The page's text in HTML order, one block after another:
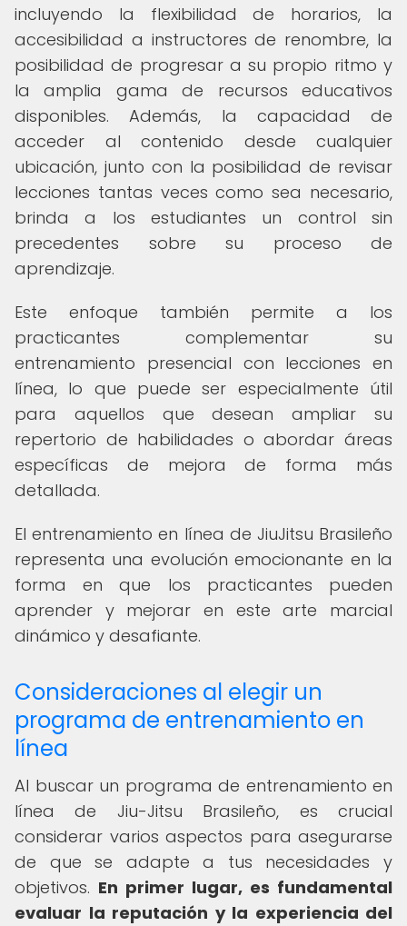
incluyendo la flexibilidad de horarios, la
accesibilidad a instructores de renombre, la
posibilidad de progresar a su propio ritmo y
la amplia gama de recursos educativos
disponibles. Además, la capacidad de
acceder al contenido desde cualquier
ubicación, junto con la posibilidad de revisar
lecciones tantas veces como sea necesario,
brinda a los estudiantes un control sin
precedentes sobre su proceso de
aprendizaje.
Este enfoque también permite a los
practicantes complementar su
entrenamiento presencial con lecciones en
línea, lo que puede ser especialmente útil
para aquellos que desean ampliar su
repertorio de habilidades o abordar áreas
específicas de mejora de forma más
detallada.
El entrenamiento en línea de JiuJitsu Brasileño
representa una evolución emocionante en la
forma en que los practicantes pueden
aprender y mejorar en este arte marcial
dinámico y desafiante.
Consideraciones al elegir un
programa de entrenamiento en
línea
Al buscar un programa de entrenamiento en
línea de Jiu-Jitsu Brasileño, es crucial
considerar varios aspectos para asegurarse
de que se adapte a tus necesidades y
objetivos. En primer lugar, es fundamental
evaluar la reputación y la experiencia del